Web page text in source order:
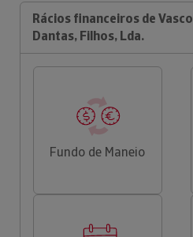
Rácios financeiros de Vasco
Dantas, Filhos, Lda.
Fundo de Maneio